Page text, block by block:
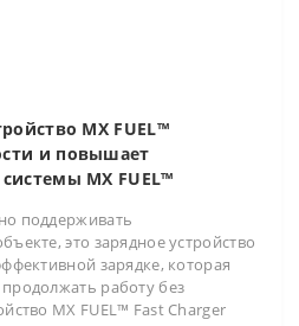
MX FUEL™
и повышает
MX FUEL™
поддерживать
это зарядное устройство
зарядке, которая
работу без
MX FUEL™ Fast Charger